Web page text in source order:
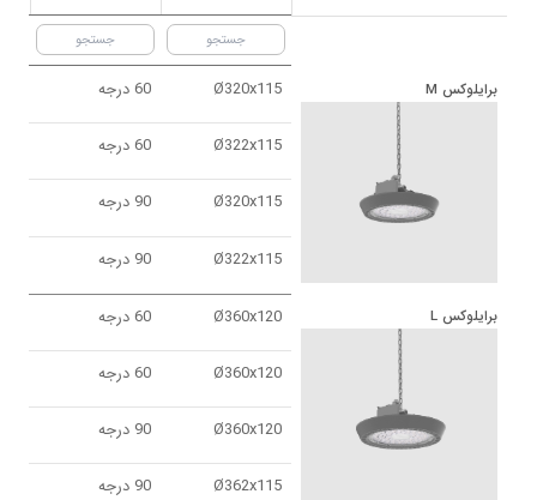
برايلوكس M Ø320x115 60 درجه
Ø322x115 60 درجه
Ø320x115 90 درجه
Ø322x115 90 درجه
برايلوكس L Ø360x120 60 درجه
Ø360x120 60 درجه
Ø360x120 90 درجه
Ø362x115 90 درجه